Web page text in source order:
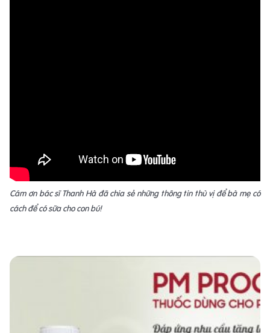
Cám ơn bác sĩ Thanh Hà đã chia sẻ những thông tin thù vị để bà mẹ có
cách để có sữa cho con bú!